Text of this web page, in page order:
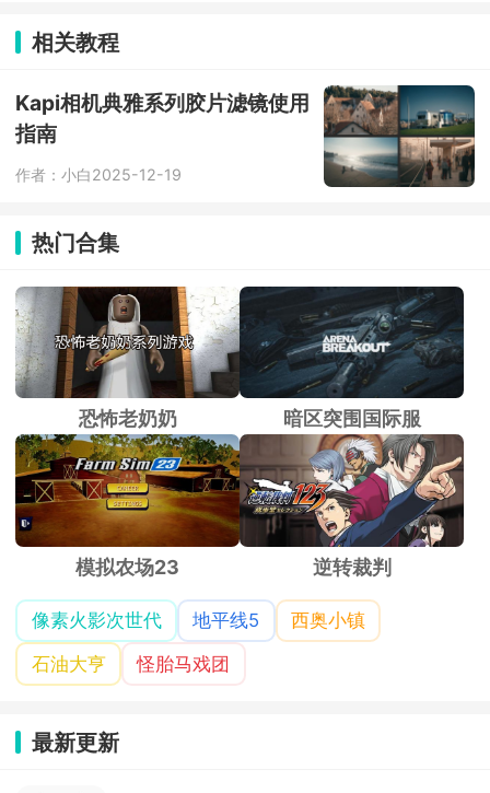
够用，想要高清画图、深度逻辑计算就
开会员包月，适合国内使用习惯，学习
相关教程
Kapi相机典雅系列胶片滤镜使用
指南
作者：小白2025-12-19
热门合集
恐怖老奶奶 暗区突围国际服
模拟农场23 逆转裁判
像素火影次世代 地平线5
西奥小镇
石油大亨
怪胎马戏团
最新更新